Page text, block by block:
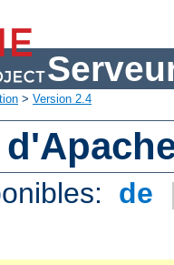
> Version 2.4
de